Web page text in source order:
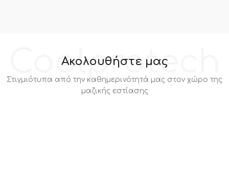
Coolprotech
Ακολουθήστε μας
Στιγμιότυπα από την καθημερινότητά μας στον χώρο της
μαζικής εστίασης